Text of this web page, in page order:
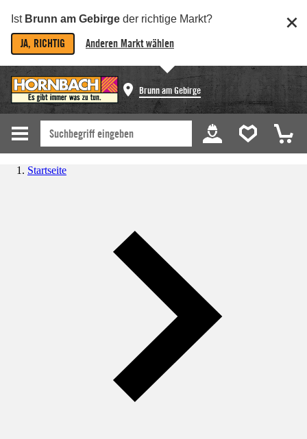
Ist Brunn am Gebirge der richtige Markt?
JA, RICHTIG Anderen Markt wählen
Brunn am Gebirge
Startseite